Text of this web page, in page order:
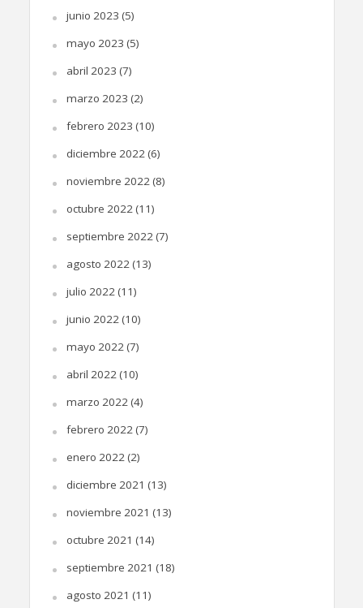
junio 2023 (5)
mayo 2023 (5)
abril 2023 (7)
marzo 2023 (2)
febrero 2023 (10)
diciembre 2022(6)
noviembre 2022(8)
octubre 2022(11)
septiembre 2022(7)
agosto 2022(13)
julio 2022(11)
junio 2022(10)
mayo 2022(7)
abril 2022(10)
marzo 2022(4)
febrero 2022(7)
enero 2022(2)
diciembre 2021 (13)
noviembre 2021 (13)
octubre 2021 (14)
septiembre 2021 (18)
agosto 2021 (11)